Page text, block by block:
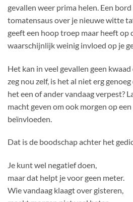
gevallen weer prima helen. Een
tomatensaus over je nieuwe witte
geeft een hoop troep maar heeft op
waarschijnlijk weinig invloed op je
Het kan in veel gevallen geen
zeg nou zelf, is het al niet erg
het een of ander vandaag verpest?
macht geven om ook morgen op
beïnvloeden.
Dat is de boodschap achter het
Je kunt wel negatief doen,
maar dat helpt je voor geen meter.
Wie vandaag klaagt over gisteren,